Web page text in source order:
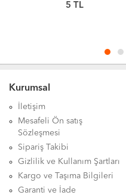
5 TL
Kurumsal
İletişim
Mesafeli Ön satış
Sözleşmesi
Sipariş Takibi
Gizlilik ve Kullanım Şartları
Kargo ve Taşıma Bilgileri
Garanti ve İade